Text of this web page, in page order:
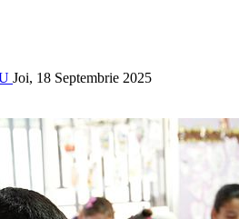
Joi, 18 Septembrie 2025